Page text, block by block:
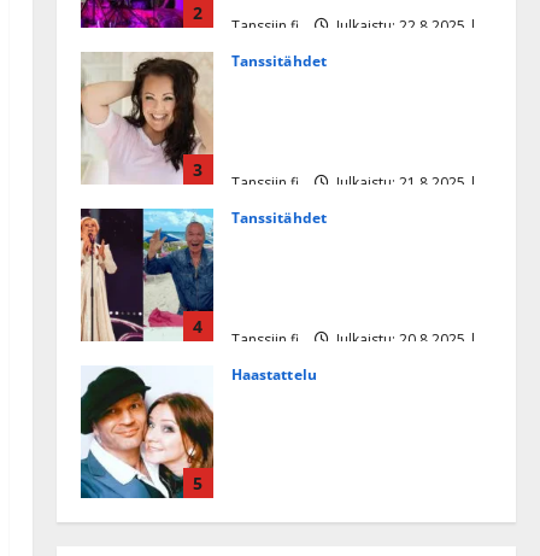
2
Tanssiin.fi
Julkaistu: 22.8.2025 |
3
Tanssitähdet
Tanssiin.fi
Julkaistu: 21.8.2025 |
4
Tanssitähdet
Tanssiin.fi
Julkaistu: 20.8.2025 |
5
Haastattelu
Tanssiin.fi
Julkaistu: 27.4.2025 |